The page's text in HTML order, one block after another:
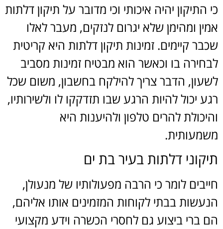
כי התיקון יהיה איכותי וכי מדובר על תיקון דלתות
אמין ומהימן שלא יגרום לנזקים, מעבר לאלו
שכבר קיימים. זמינות תיקון דלתות היא קריטית
לבחירה בו וכאשר הוא מבטיח זמינות מסביב
לשעון, הדבר צריך להילקח בחשבון, משום שכל
רגע יכול להיות הרגע שבו תזדקקו לו ולשירותיו,
והיכולת להרים טלפון ולהיענות היא
משמעותית.
תיקוני דלתות בעיר בת ים
חייבים לומר כי הרבה מפעולותיו של מנעולן,
הנעשות בבתי לקוחות המזמינים אותו אליהם,
הם ברי ביצוע גם לחסרי הכשרה וידע מקצועי